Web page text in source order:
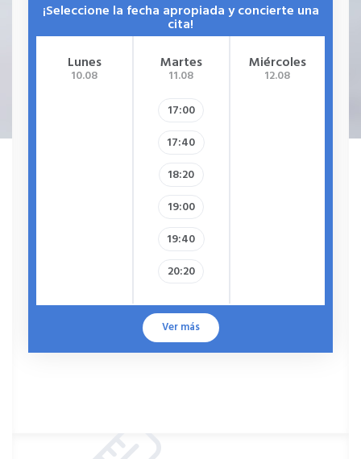
¡Seleccione la fecha apropiada y concierte una
cita!
Lunes
10.08
Martes
11.08
17:00
17:40
18:20
19:00
19:40
20:20
Miércoles
12.08
Ver más